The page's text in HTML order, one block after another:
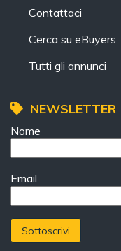
Contattaci
Cerca su eBuyers
Tutti gli annunci
NEWSLETTER
Nome
Email